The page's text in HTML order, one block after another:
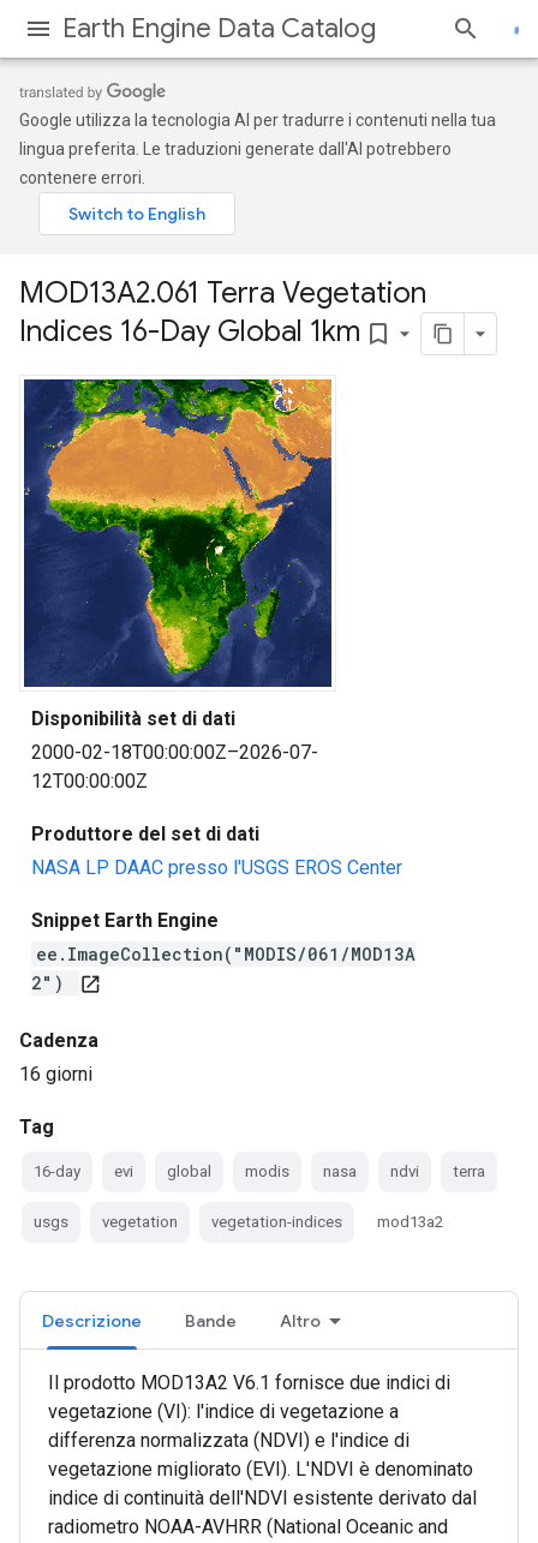
Earth Engine Data Catalog
Google utilizza la tecnologia AI per tradurre i contenuti nella tua
lingua preferita. Le traduzioni generate dall'AI potrebbero
contenere errori.
MOD13A2.061 Terra Vegetation
Indices 16-Day Global 1km bookmark_border
Disponibilità set di dati
2000-02-18T00:00:00Z–2026-07-
12T00:00:00Z
Produttore del set di dati
NASA LP DAAC presso l'USGS EROS Center
Snippet Earth Engine
ee.ImageCollection("MODIS/061/MOD13A
2")
open_in_new
Cadenza
16 giorni
Tag
16-day evi global modis nasa ndvi terra
usgs vegetation vegetation-indices mod13a2
Descrizione Bande Altro
Il prodotto MOD13A2 V6.1 fornisce due indici di
vegetazione (VI): l'indice di vegetazione a
differenza normalizzata (NDVI) e l'indice di
vegetazione migliorato (EVI). L'NDVI è denominato
indice di continuità dell'NDVI esistente derivato dal
radiometro NOAA-AVHRR (National Oceanic and